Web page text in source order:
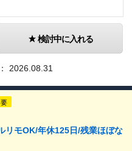
検討中に入れる
2026.08.31
リモOK/年休125日/残業ほぼな